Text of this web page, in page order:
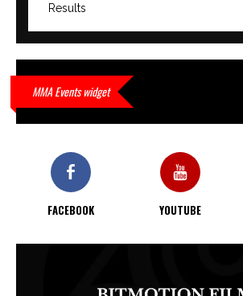
Results
9 OKTOBER, 2023
waar hij van gemaakt is…
KO bij CWA Lowlands 7
MMA Events widget
FACEBOOK YOUTUBE